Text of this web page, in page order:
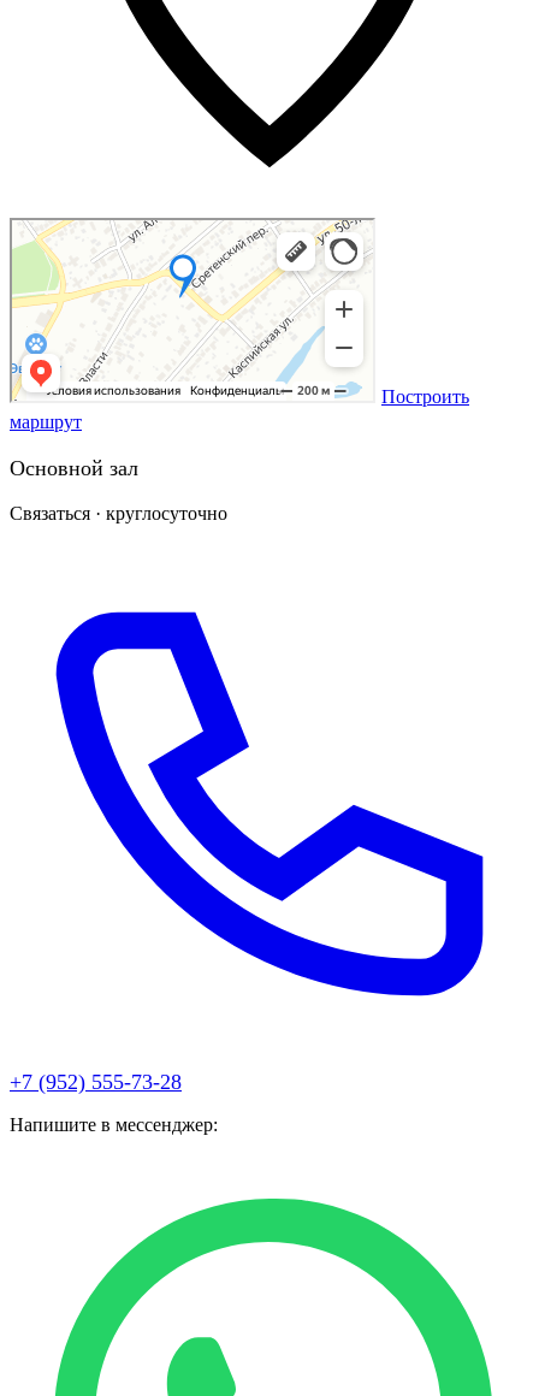
Построить
маршрут
Основной зал
Связаться · круглосуточно
+7 (952) 555-73-28
Напишите в мессенджер: